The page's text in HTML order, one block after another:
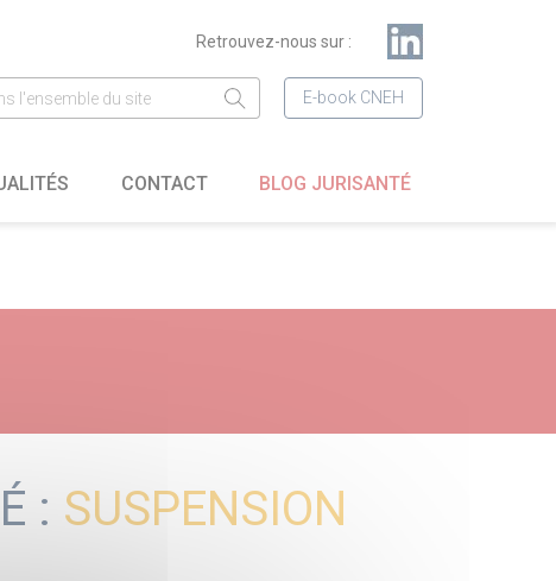
Retrouvez-nous sur :
E-book CNEH
CONTACT BLOG JURISANTÉ
: SUSPENSION